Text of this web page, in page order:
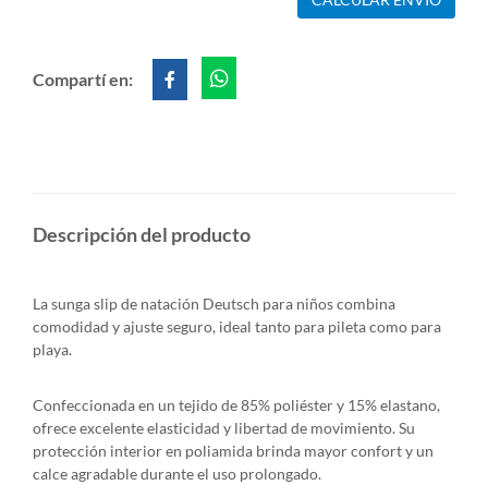
Compartí en:
Descripción del producto
La sunga slip de natación Deutsch para niños combina
comodidad y ajuste seguro, ideal tanto para pileta como para
playa.
Confeccionada en un tejido de 85% poliéster y 15% elastano,
ofrece excelente elasticidad y libertad de movimiento. Su
protección interior en poliamida brinda mayor confort y un
calce agradable durante el uso prolongado.